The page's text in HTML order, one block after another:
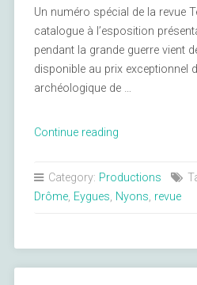
Un numéro spécial de la revue
catalogue à l’esposition
pendant la grande guerre vient
disponible au prix exceptionnel
archéologique de …
Continue reading« Terre
numéro
spécial »
Category: Productions
Drôme, Eygues, Nyons, revue